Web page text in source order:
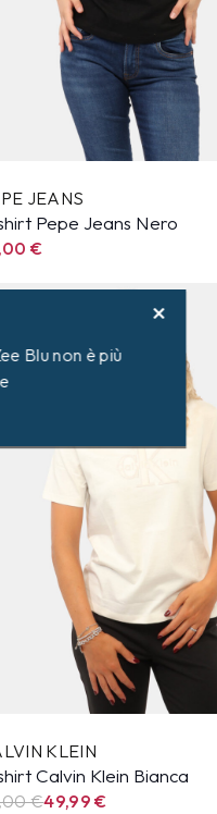
JEANS
Pepe Jeans Nero
€
KLEIN
Calvin Klein Bianca
€49,99€
Blu non è più